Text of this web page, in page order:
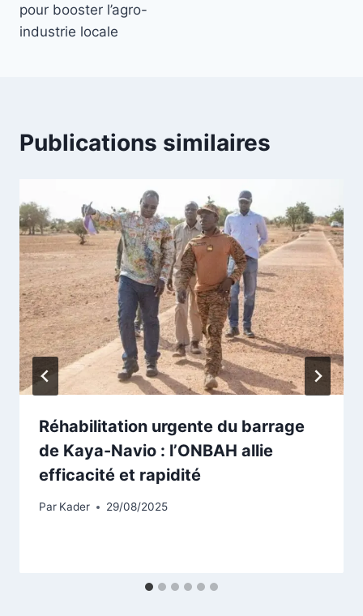
pour booster l’agro-
industrie locale
Publications similaires
Réhabilitation urgente du barrage
de Kaya-Navio : l’ONBAH allie
efficacité et rapidité
Par Kader 29/08/2025